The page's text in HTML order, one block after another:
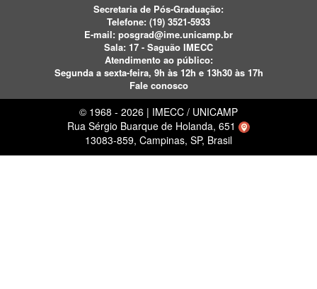
Secretaria de Pós-Graduação:
Telefone: (19) 3521-5933
E-mail: posgrad@ime.unicamp.br
Sala: 17 - Saguão IMECC
Atendimento ao público:
Segunda a sexta-feira, 9h às 12h e 13h30 às 17h
Fale conosco
© 1968 - 2026 | IMECC / UNICAMP
Rua Sérgio Buarque de Holanda, 651
13083-859, Campinas, SP, Brasil